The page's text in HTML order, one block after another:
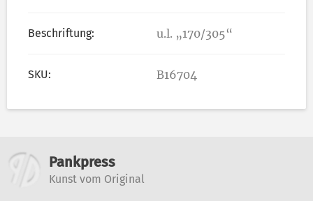
Beschriftung: u.l. „170/305“
SKU: B16704
Weitere Informationen
Pankpress
Kunst vom Original